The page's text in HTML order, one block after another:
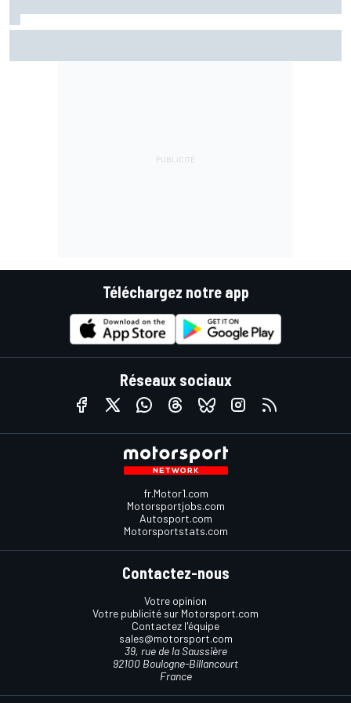
Téléchargez notre app
Réseaux sociaux
fr.Motor1.com
Motorsportjobs.com
Autosport.com
Motorsportstats.com
Contactez-nous
Votre opinion
Votre publicité sur Motorsport.com
Contactez l'équipe
sales@motorsport.com
39, rue de la Saussière
92100 Boulogne-Billancourt
France